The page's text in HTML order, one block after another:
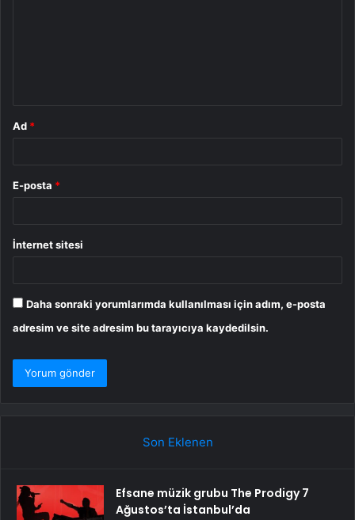
Ad *
E-posta *
İnternet sitesi
Daha sonraki yorumlarımda kullanılması için adım, e-posta
adresim ve site adresim bu tarayıcıya kaydedilsin.
Son Eklenen
Efsane müzik grubu The Prodigy 7
Ağustos’ta İstanbul’da